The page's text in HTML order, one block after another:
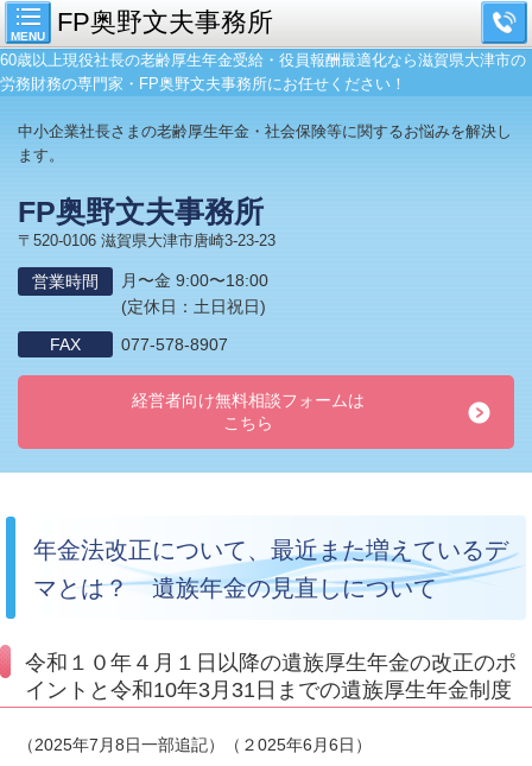
MENU FP奥野文夫事務所
60歳以上現役社長の老齢厚生年金受給・役員報酬最適化なら滋賀県大津市の
労務財務の専門家・FP奥野文夫事務所にお任せください！
中小企業社長さまの老齢厚生年金・社会保険等に関するお悩みを解決し
ます。
FP奥野文夫事務所
〒520-0106 滋賀県大津市唐崎3-23-23
営業時間
月〜金 9:00〜18:00
(定休日：土日祝日)
FAX
077-578-8907
経営者向け無料相談フォームは
こちら
年金法改正について、最近また増えているデ
マとは？ 遺族年金の見直しについて
令和１０年４月１日以降の遺族厚生年金の改正のポ
イントと令和10年3月31日までの遺族厚生年金制度
（2025年7月8日一部追記）（２025年6月6日）